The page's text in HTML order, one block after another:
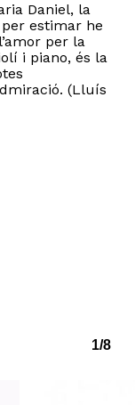
cistella.
Daniel, la
estimar he
per la
i piano, és la
(Lluís
1/8